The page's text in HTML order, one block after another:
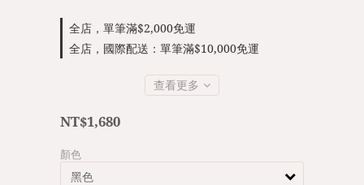
全店，單筆滿$2,000免運
全店，國際配送：單筆滿$10,000免運
查看更多
NT$1,680
顏色